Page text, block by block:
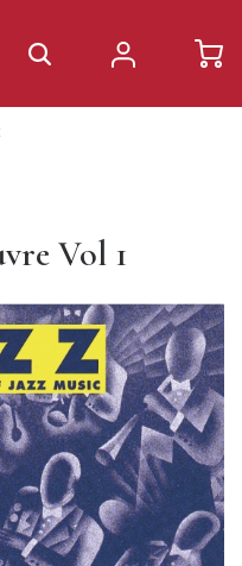
Vol 1